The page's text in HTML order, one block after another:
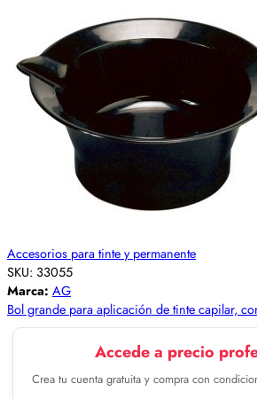
Accesorios para tinte y permanente
SKU: 33055
Marca: AG
Bol grande para aplicación de tinte capilar,
Accede a precio
Crea tu cuenta gratuita y compra con